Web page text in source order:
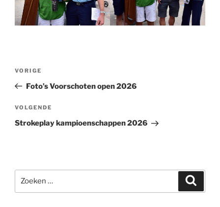
Bericht
Vorig
bericht
VORIGE
Foto’s Voorschoten open 2026
Volgend
bericht
VOLGENDE
Strokeplay kampioenschappen 2026
naar: